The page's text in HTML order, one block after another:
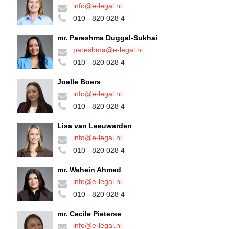
info@e-legal.nl
010 - 820 028 4
mr. Pareshma Duggal-Sukhai
pareshma@e-legal.nl
010 - 820 028 4
Joelle Boers
info@e-legal.nl
010 - 820 028 4
Lisa van Leeuwarden
info@e-legal.nl
010 - 820 028 4
mr. Wahein Ahmed
info@e-legal.nl
010 - 820 028 4
mr. Cecile Pieterse
info@e-legal.nl